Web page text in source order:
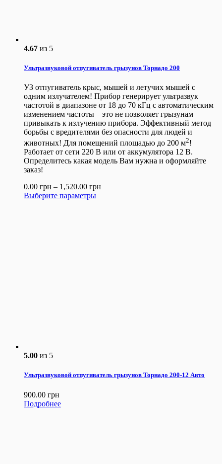
4.67 из 5
Ультразвуковой отпугиватель грызунов Торнадо 200
УЗ отпугиватель крыс, мышей и летучих мышей с
одним излучателем! Прибор генерирует ультразвук
частотой в диапазоне от 18 до 70 кГц с автоматическим
изменением частоты – это не позволяет грызунам
привыкать к излучению прибора. Эффективный метод
борьбы с вредителями без опасности для людей и
животных! Для помещений площадью до 200 м2!
Работает от сети 220 В или от аккумулятора 12 В.
Определитесь какая модель Вам нужна и оформляйте
заказ!
0.00 грн – 1,520.00 грн
Выберите параметры
5.00 из 5
Ультразвуковой отпугиватель грызунов Торнадо 200-12 Авто
900.00 грн
Подробнее